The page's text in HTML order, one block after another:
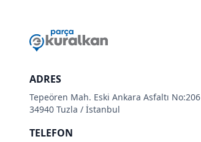
ADRES
Tepeören Mah. Eski Ankara Asfaltı No:206
34940 Tuzla / İstanbul
TELEFON